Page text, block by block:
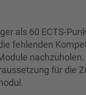
als 60 ECTS-
fehlenden
nachzuholen.
für die